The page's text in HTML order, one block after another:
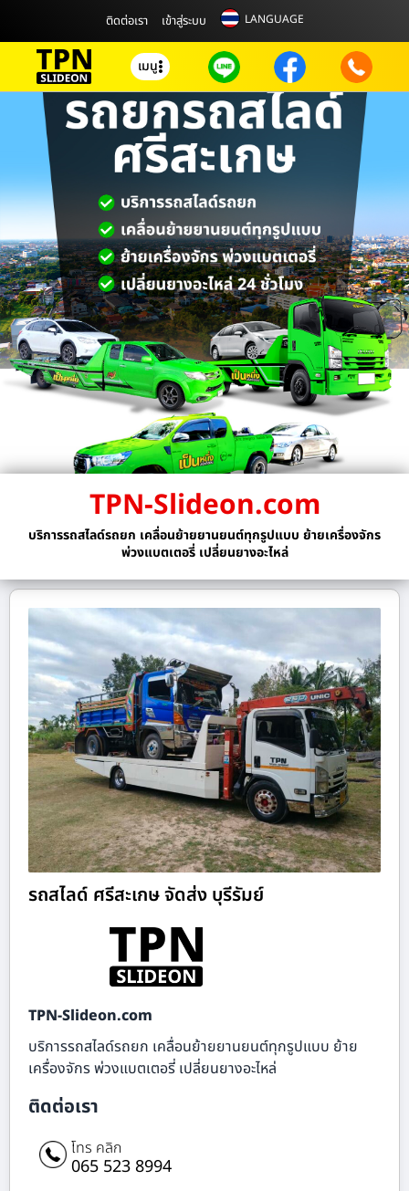
ติดต่อเรา เข้าสู่ระบบ LANGUAGE
เมนู
TPN-Slideon.com
บริการรถสไลด์รถยก เคลื่อนย้ายยานยนต์ทุกรูปแบบ ย้ายเครื่องจักร
พ่วงแบตเตอรี่ เปลี่ยนยางอะไหล่
รถสไลด์ ศรีสะเกษ จัดส่ง บุรีรัมย์
TPN-Slideon.com
บริการรถสไลด์รถยก เคลื่อนย้ายยานยนต์ทุกรูปแบบ ย้าย
เครื่องจักร พ่วงแบตเตอรี่ เปลี่ยนยางอะไหล่
ติดต่อเรา
โทร คลิก
065 523 8994